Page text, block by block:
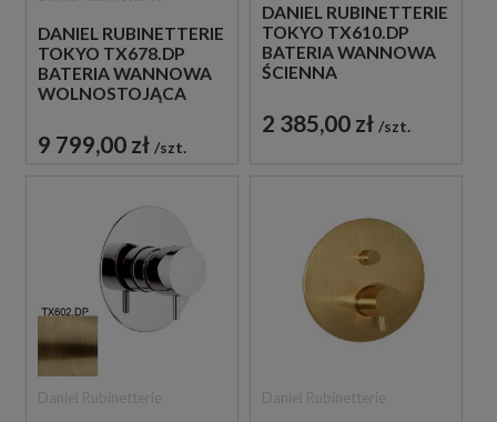
DANIEL RUBINETTERIE
TOKYO TX678.DP
BATERIA WANNOWA
WOLNOSTOJĄCA
SZCZOTKOWANE
9 799,00 zł szt.
DANIEL RUBINETTERIE
TOKYO TX610.DP
BATERIA WANNOWA
ŚCIENNA
ZŁOTO
SZCZOTKOWANE
2 385,00 zł szt.